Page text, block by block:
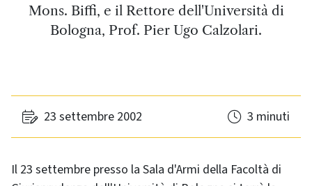
Mons. Biffi, e il Rettore dell'Università di
Bologna, Prof. Pier Ugo Calzolari.
23 settembre 2002 3 minuti
Il 23 settembre presso la Sala d'Armi della Facoltà di